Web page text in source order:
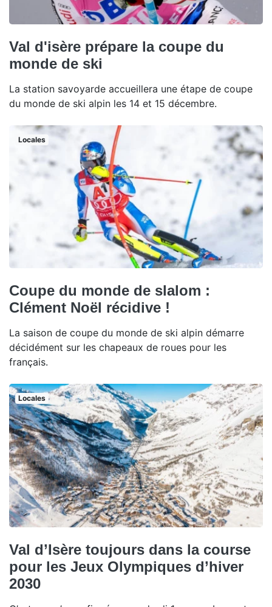
Val d'isère prépare la coupe du
monde de ski
La station savoyarde accueillera une étape de coupe
du monde de ski alpin les 14 et 15 décembre.
Locales
Coupe du monde de slalom :
Clément Noël récidive !
La saison de coupe du monde de ski alpin démarre
décidément sur les chapeaux de roues pour les
français.
Locales
Val d’Isère toujours dans la course
pour les Jeux Olympiques d’hiver
2030